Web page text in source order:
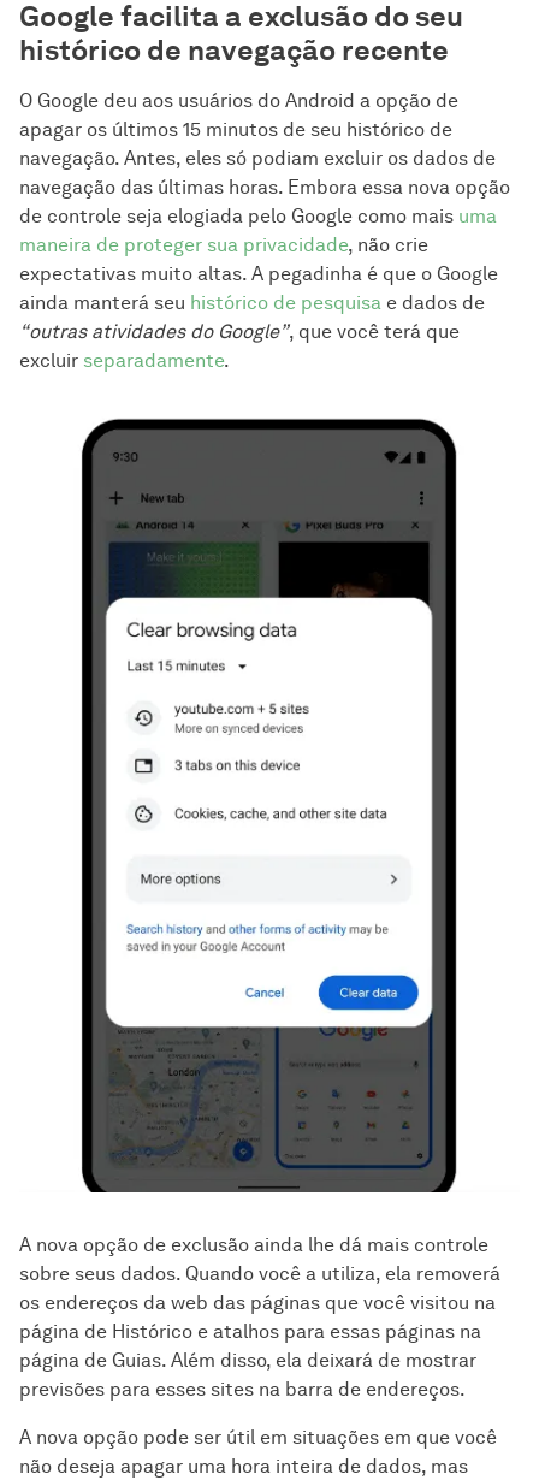
Google facilita a exclusão do seu
histórico de navegação recente
O Google deu aos usuários do Android a opção de
apagar os últimos 15 minutos de seu histórico de
navegação. Antes, eles só podiam excluir os dados de
navegação das últimas horas. Embora essa nova opção
de controle seja elogiada pelo Google como mais uma
maneira de proteger sua privacidade, não crie
expectativas muito altas. A pegadinha é que o Google
ainda manterá seu histórico de pesquisa e dados de
“outras atividades do Google”, que você terá que
excluir separadamente.
A nova opção de exclusão ainda lhe dá mais controle
sobre seus dados. Quando você a utiliza, ela removerá
os endereços da web das páginas que você visitou na
página de Histórico e atalhos para essas páginas na
página de Guias. Além disso, ela deixará de mostrar
previsões para esses sites na barra de endereços.
A nova opção pode ser útil em situações em que você
não deseja apagar uma hora inteira de dados, mas